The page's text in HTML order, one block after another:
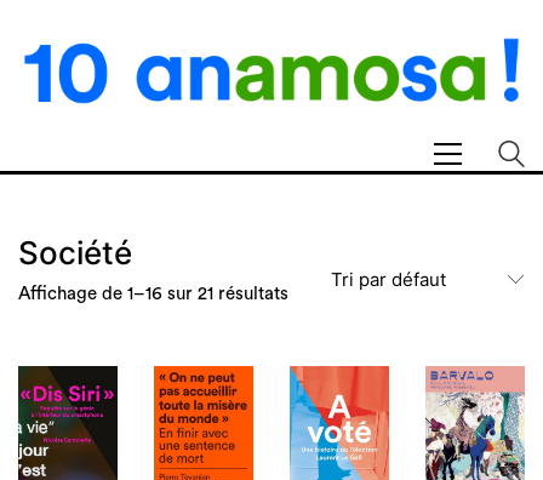
Société
Affichage de 1–16 sur 21 résultats
Tri par défaut